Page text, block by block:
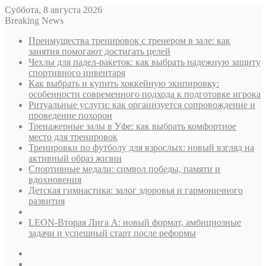
Суббота, 8 августа 2026
Breaking News
Преимущества тренировок с тренером в зале: как
занятия помогают достигать целей
Чехлы для падел-ракеток: как выбрать надежную защиту
спортивного инвентаря
Как выбрать и купить хоккейную экипировку:
особенности современного подхода к подготовке игрока
Ритуальные услуги: как организуется сопровождение и
проведение похорон
Тренажерные залы в Уфе: как выбрать комфортное
место для тренировок
Тренировки по футболу для взрослых: новый взгляд на
активный образ жизни
Спортивные медали: символ победы, памяти и
вдохновения
Детская гимнастика: залог здоровья и гармоничного
развития
LEON-Вторая Лига А: новый формат, амбициозные
задачи и успешный старт после реформы